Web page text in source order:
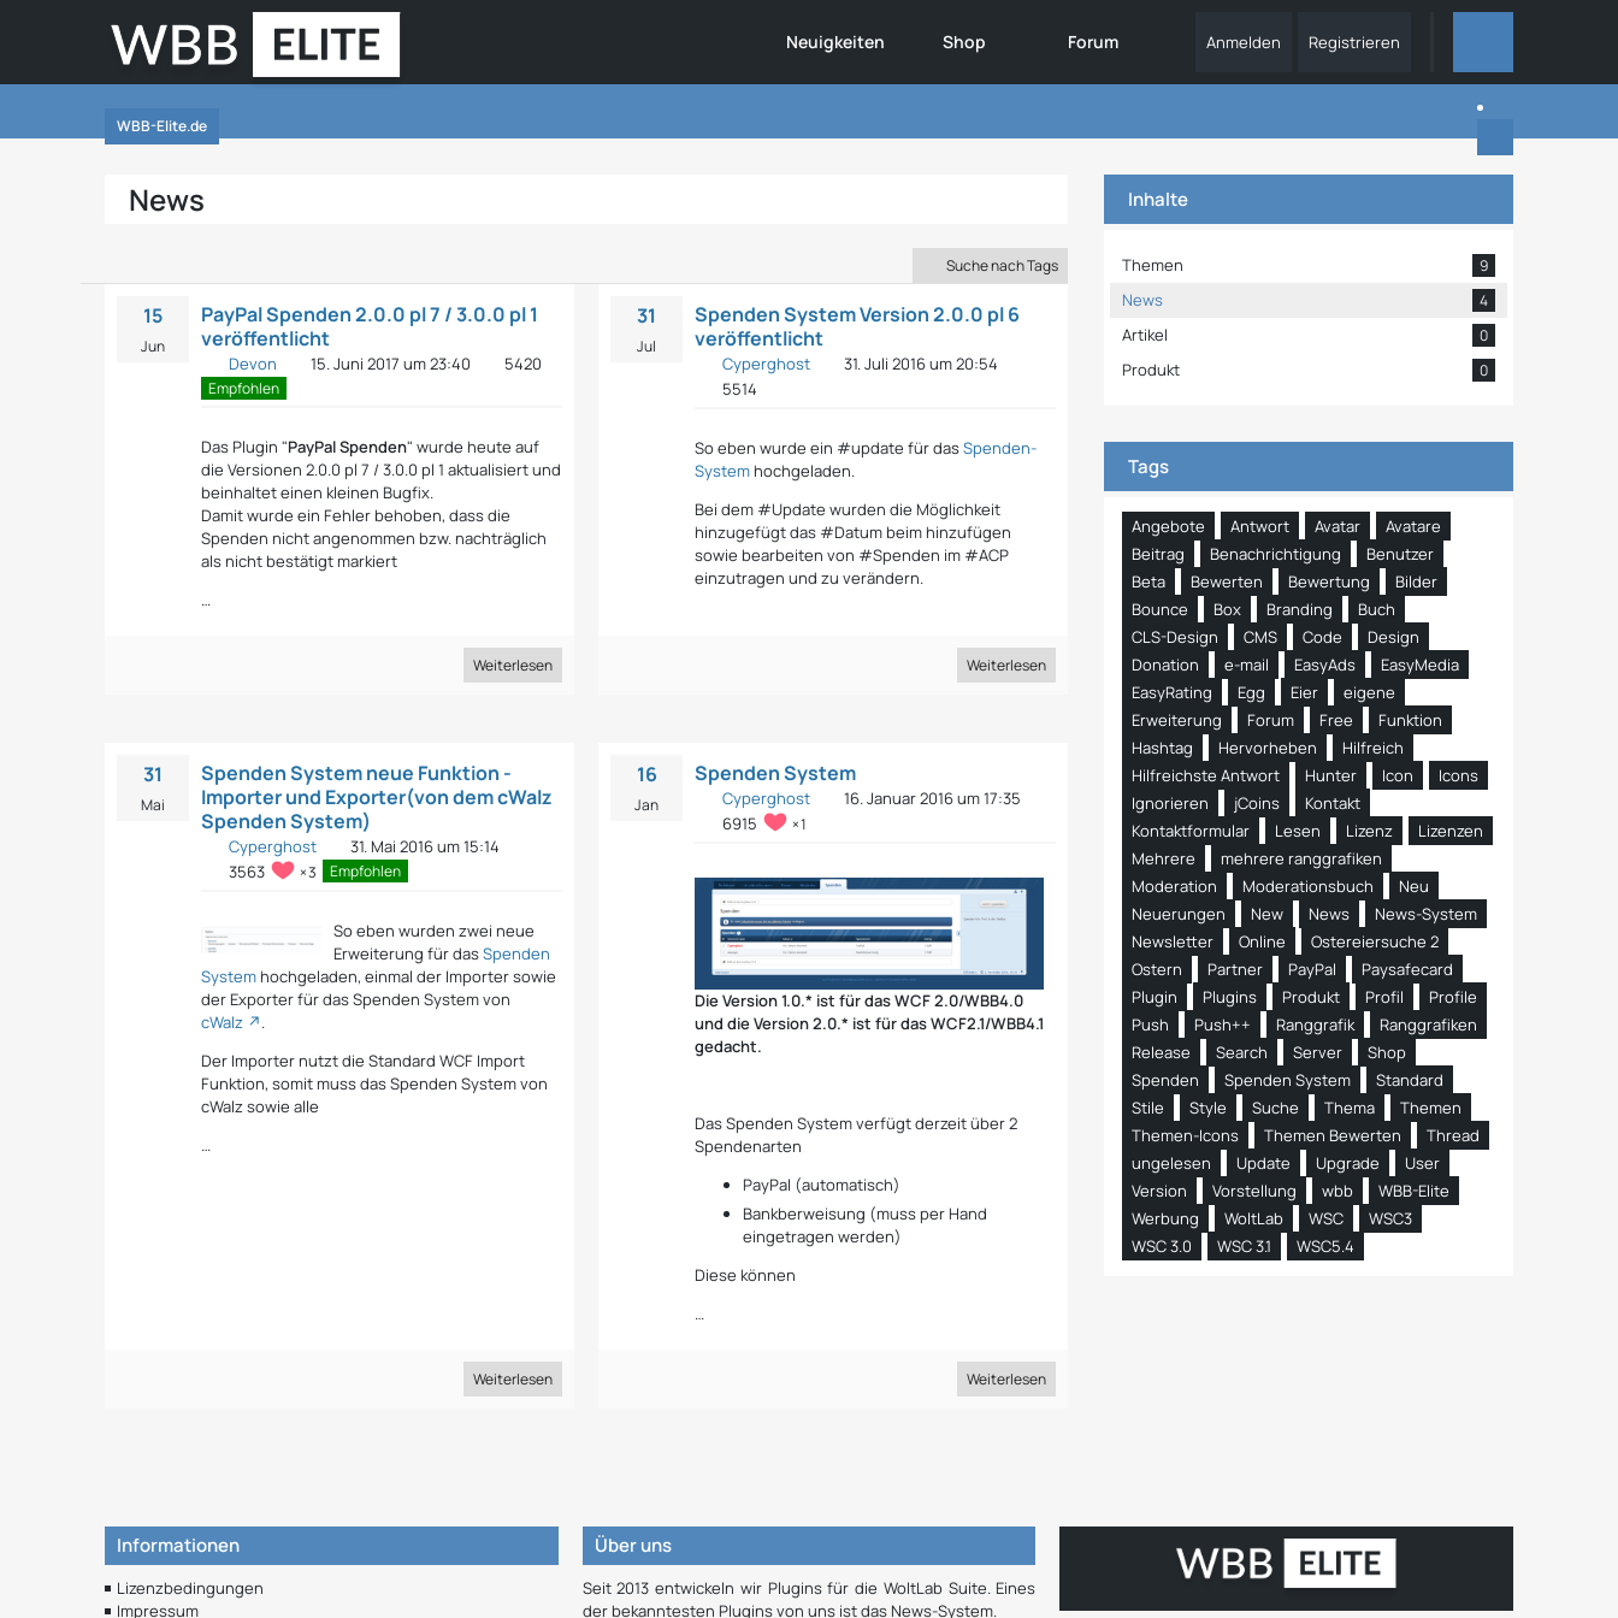
Neuigkeiten Shop Forum Anmelden Registrieren
WBB-Elite.de
News
Suche nach Tags
15
Jun
PayPal Spenden 2.0.0 pl 7 / 3.0.0 pl 1
veröffentlicht
Devon 15. Juni 2017 um 23:40 5420
Empfohlen
Das Plugin "PayPal Spenden" wurde heute auf
die Versionen 2.0.0 pl 7 / 3.0.0 pl 1 aktualisiert und
beinhaltet einen kleinen Bugfix.
Damit wurde ein Fehler behoben, dass die
Spenden nicht angenommen bzw. nachträglich
als nicht bestätigt markiert
…
Weiterlesen
31
Jul
Spenden System Version 2.0.0 pl 6
veröffentlicht
Cyperghost
31. Juli 2016 um 20:54
5514
So eben wurde ein #update für dasSpenden-
System hochgeladen.
Bei dem #Update wurden die Möglichkeit
hinzugefügt das #Datum beim hinzufügen
sowie bearbeiten von #Spenden im #ACP
einzutragen und zu verändern.
Weiterlesen
31
Mai
Spenden System neue Funktion -
Importer und Exporter(von dem cWalz
Spenden System)
Cyperghost
31. Mai 2016 um 15:14
3563
3 Empfohlen
So eben wurden zwei neue
Erweiterung für dasSpenden
System hochgeladen, einmal der Importer sowie
der Exporter für das Spenden System von
cWalz
.
Der Importer nutzt die Standard WCF Import
Funktion, somit muss das Spenden System von
cWalz sowie alle
…
Weiterlesen
16
Jan
Spenden System
Cyperghost
16. Januar 2016 um 17:35
6915
1
Die Version 1.0.* ist für das WCF 2.0/WBB4.0
und die Version 2.0.* ist für das WCF2.1/WBB4.1
gedacht.
Das Spenden System verfügt derzeit über 2
Spendenarten
PayPal (automatisch)
Bankberweisung (muss per Hand
eingetragen werden)
Diese können
…
Weiterlesen
Inhalte
Themen 9
News 4
Artikel 0
Produkt 0
Tags
Angebote Antwort Avatar
Avatare
Beitrag
Benachrichtigung
Benutzer
Beta
Bewerten Bewertung
Bilder
Bounce
Box Branding
Buch
CLS-Design
CMS Code
Design
Donation
e-mail EasyAds
EasyMedia
EasyRating
Egg Eier
eigene
Erweiterung
Forum Free
Funktion
Hashtag
Hervorheben
Hilfreich
Hilfreichste Antwort
Hunter Icon
Icons
Ignorieren
jCoins
Kontakt
Kontaktformular
Lesen Lizenz
Lizenzen
Mehrere
mehrere ranggrafiken
Moderation
Moderationsbuch
Neu
Neuerungen
New News
News-System
Newsletter
Online
Ostereiersuche 2
Ostern
Partner PayPal
Paysafecard
Plugin
Plugins Produkt Profil
Profile
Push
Push++ Ranggrafik
Ranggrafiken
Release
Search Server
Shop
Spenden
Spenden System
Standard
Stile
Style Suche Thema
Themen
Themen-Icons
Themen Bewerten
Thread
ungelesen
Update Upgrade
User
Version
Vorstellung wbb
WBB-Elite
Werbung
WoltLab WSC
WSC3
WSC 3.0
WSC 3.1 WSC5.4
Informationen
Lizenzbedingungen
Impressum
Über uns
Seit 2013 entwickeln wir Plugins für die WoltLab Suite. Eines
der bekanntesten Plugins von uns ist das News-System.